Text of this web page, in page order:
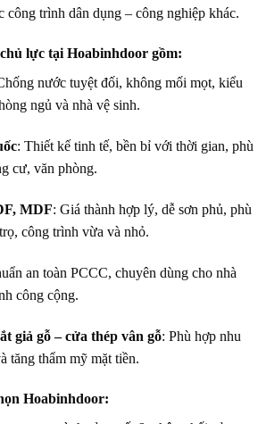
nước tuyệt đối, không mối mọt, kiểu
: Thiết kế tinh tế, bền bỉ với thời gian, phù
cư, văn phòng.
MDF: Giá thành hợp lý, dễ sơn phủ, phù
công trình vừa và nhỏ.
an toàn PCCC, chuyên dùng cho nhà
công cộng.
giả gỗ – cửa thép vân gỗ: Phù hợp nhu
tăng thẩm mỹ mặt tiền.
Hoabinhdoor:
trong ngành sản xuất & phân phối cửa
tận gốc – không qua trung gian